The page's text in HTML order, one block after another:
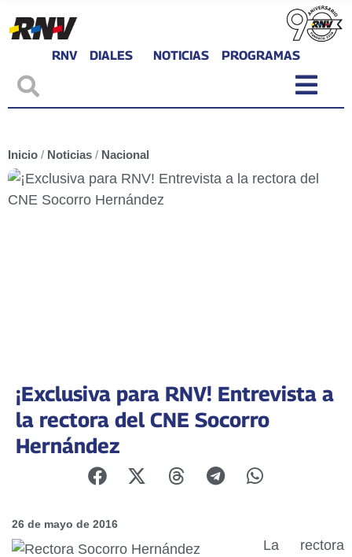
RNV DIALES NOTICIAS PROGRAMAS
Inicio / Noticias / Nacional
¡Exclusiva para RNV! Entrevista a
la rectora del CNE Socorro
Hernández
26 de mayo de 2016
La rectora